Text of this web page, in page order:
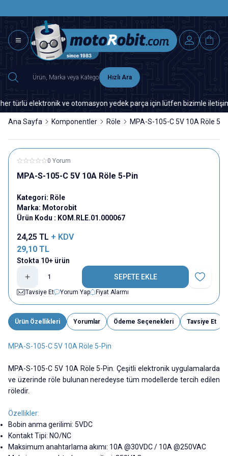
Hızlı Ara
türlü elektronik ve otomasyon yedek parça için lütfen bizimle iletişime
Ana Sayfa Komponentler Röle MPA-S-105-C 5V 10A Röle 5-
0 Yorum
MPA-S-105-C 5V 10A Röle 5-Pin
Kategori: Röle
Marka: Motorobit
Ürün Kodu : KOM.RLE.01.000067
24,25 TL + KDV
29,10 TL
Stokta 10+ ürün
SEPETE EKLE
Favoriye
Tavsiye Et
Yorum Yap Fiyat Alarmı
Ürün Özellikleri Yorumlar Ödeme Seçenekleri Tavsiye Et
MPA-S-105-C 5V 10A Röle 5-Pin
MPA-S-105-C 5V 10A Röle 5-Pin. Çeşitli elektronik uygulamalarda
ve üzerinde röle bulunan neredeyse tüm modellerde tercih edilen
röledir.
Özellikler:
Bobin anma gerilimi: 5VDC
Kontakt Tipi: NO/NC
Maksimum anahtarlama akımı: 10A @30VDC / 10A @250VAC